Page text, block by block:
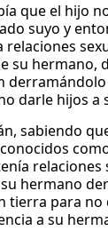
que el hijo
suyo y
relaciones
su hermano,
darle hijos a
sabiendo
relaciones
hermano
tierra para no
a su